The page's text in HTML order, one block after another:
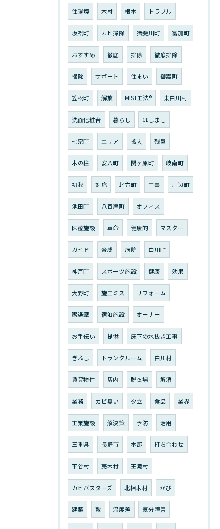
住環境 木材 根本 トラブル
坂祝町 カビ掃除 揖斐川町 富加町
おすすめ 徹底 排除 徹底排除
掃除 サポート 住まい 御嵩町
笠松町 解放 MIST工法®︎ 東白川村
洗面化粧台 暮らし はしまし
七宗町 エリア 拡大 残暑
木の柱 安八町 関ヶ原町 岐南町
初秋 対応 北方町 工事 川辺町
池田町 八百津町 オフィス
医療施設 革命 健康的 マスター
ガイド 脅威 病院 白川町
神戸町 スポーツ施設 健康 効果
大野町 施工ミス リフォーム
聚楽壁 宿泊施設 オーナー
お手伝い 提供 床下の水抜き工事
ぎふし トランクルーム 白川村
賃貸物件 店内 脱衣場 解消
業務 カビ臭い 夕立 食品 業界
工業施設 解決策 予防 活用
三重県 長野市 本部 打ち合わせ
平谷村 売木村 王滝村
カビバスターズ 北相木村 かび
建築 敵 温度差 気分障害